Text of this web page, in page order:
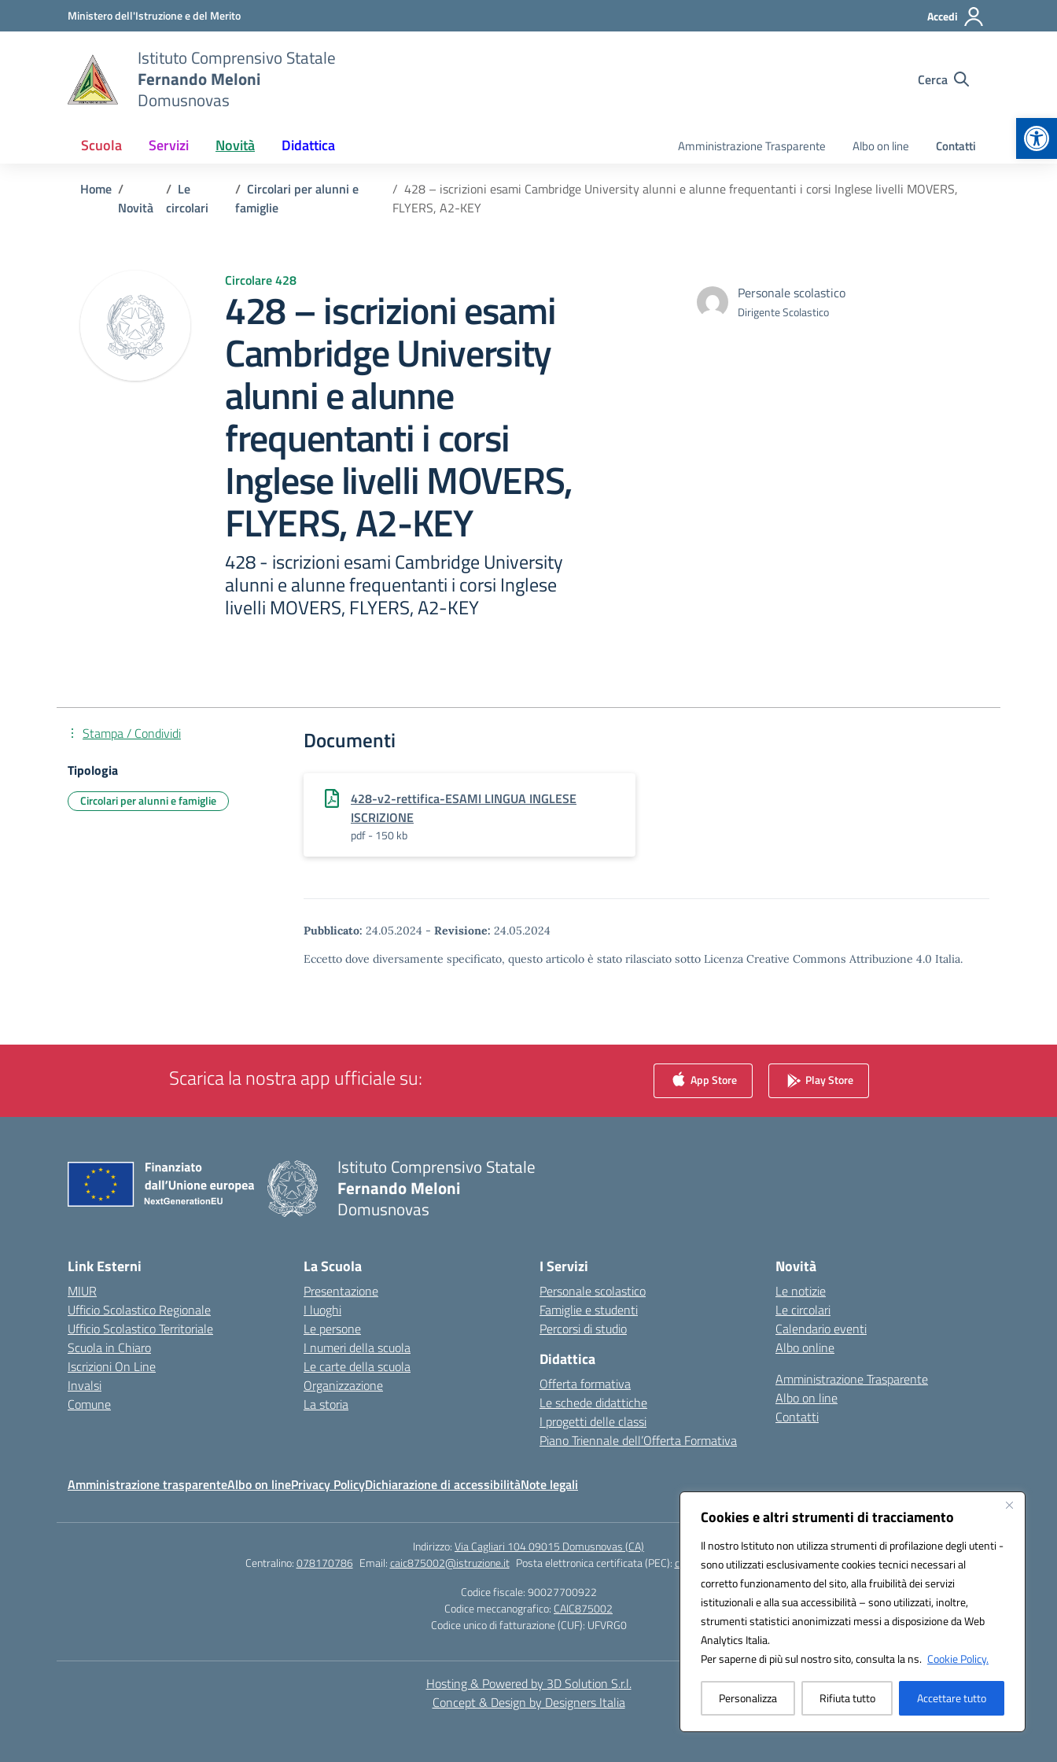
Cookies e altri strumenti di tracciamento
Il nostro Istituto non utilizza strumenti di profilazione degli utenti -
sono utilizzati esclusivamente cookies tecnici necessari al
corretto funzionamento del sito, alla fruibilità dei servizi
istituzionali e alla sua accessibilità – sono utilizzati, inoltre,
strumenti statistici anonimizzati messi a disposizione da Web
Analytics Italia.
Per saperne di più sul nostro sito, consulta la ns. Cookie Policy.
Personalizza Rifiuta tutto Accettare tutto
Vai ai contenuti
Vai al menu di navigazioneMinistero dell'Istruzione e del Merito Accedi
Istituto Comprensivo Statale
Fernando Meloni
Domusnovas
Cerca
Scuola Servizi Novità Didattica Amministrazione Trasparente Albo on line Contatti
Home
Novità
Le
circolari
Circolari per alunni e
famiglie
428 – iscrizioni esami Cambridge University alunni e alunne frequentanti i corsi Inglese livelli MOVERS,
FLYERS, A2-KEY
Circolare 428
428 – iscrizioni esami
Cambridge University
alunni e alunne
frequentanti i corsi
Inglese livelli MOVERS,
FLYERS, A2-KEY
428 - iscrizioni esami Cambridge University
alunni e alunne frequentanti i corsi Inglese
livelli MOVERS, FLYERS, A2-KEY
Personale scolastico
Dirigente Scolastico
Documenti
428-v2-rettifica-ESAMI LINGUA INGLESE
ISCRIZIONE
pdf - 150 kb
Pubblicato: 24.05.2024 - Revisione: 24.05.2024
Eccetto dove diversamente specificato, questo articolo è stato rilasciato sotto Licenza Creative Commons Attribuzione 4.0 Italia.
Stampa / Condividi
Tipologia
Circolari per alunni e famiglie
Scarica la nostra app ufficiale su: App Store Play Store
Istituto Comprensivo Statale
Fernando Meloni
Domusnovas
Link Esterni
MIUR
Ufficio Scolastico Regionale
Ufficio Scolastico Territoriale
Scuola in Chiaro
Iscrizioni On Line
Invalsi
Comune
La Scuola
Presentazione
I luoghi
Le persone
I numeri della scuola
Le carte della scuola
Organizzazione
La storia
I Servizi
Personale scolastico
Famiglie e studenti
Percorsi di studio
Didattica
Offerta formativa
Le schede didattiche
I progetti delle classi
Piano Triennale dell’Offerta Formativa
Novità
Le notizie
Le circolari
Calendario eventi
Albo online
Amministrazione Trasparente
Albo on line
Contatti
Amministrazione trasparenteAlbo on linePrivacy PolicyDichiarazione di accessibilitàNote legali
Indirizzo:Via Cagliari 104 09015 Domusnovas (CA)
Centralino:078170786 Email:caic875002@istruzione.it Posta elettronica certificata (PEC):caic875002@pec.istruzione.it
Codice fiscale: 90027700922
Codice meccanografico: CAIC875002
Codice unico di fatturazione (CUF): UFVRG0
Hosting & Powered by 3D Solution S.r.l.
Concept & Design by Designers Italia